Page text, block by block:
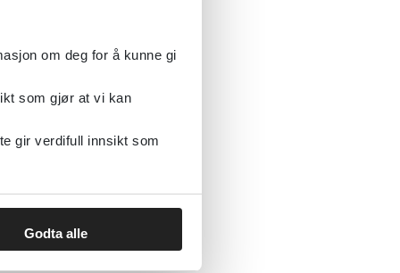
om deg for å kunne gi
som gjør at vi kan
gir verdifull innsikt som
Godta alle